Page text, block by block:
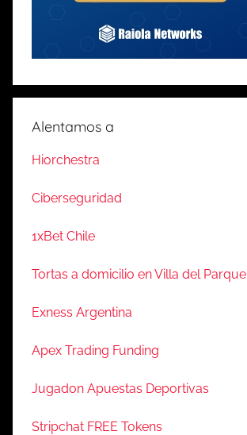
Alentamos a
Hiorchestra
Ciberseguridad
1xBet Chile
Tortas a domicilio en Villa del Parque
Exness Argentina
Apex Trading Funding
Jugadon Apuestas Deportivas
Stripchat FREE Tokens